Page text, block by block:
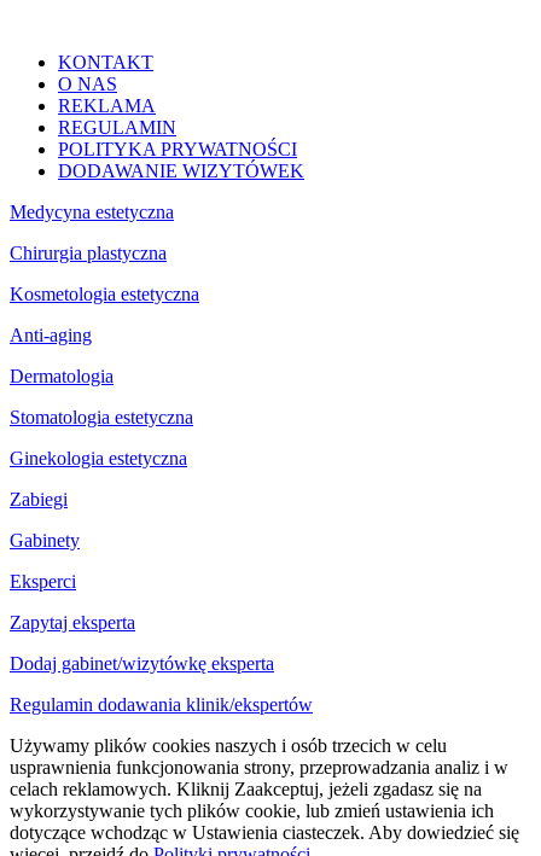
KONTAKT
O NAS
REKLAMA
REGULAMIN
POLITYKA PRYWATNOŚCI
DODAWANIE WIZYTÓWEK
Medycyna estetyczna
Chirurgia plastyczna
Kosmetologia estetyczna
Anti-aging
Dermatologia
Stomatologia estetyczna
Ginekologia estetyczna
Zabiegi
Gabinety
Eksperci
Zapytaj eksperta
Dodaj gabinet/wizytówkę eksperta
Regulamin dodawania klinik/ekspertów
Używamy plików cookies naszych i osób trzecich w celu
usprawnienia funkcjonowania strony, przeprowadzania analiz i w
celach reklamowych. Kliknij Zaakceptuj, jeżeli zgadasz się na
wykorzystywanie tych plików cookie, lub zmień ustawienia ich
dotyczące wchodząc w Ustawienia ciasteczek. Aby dowiedzieć się